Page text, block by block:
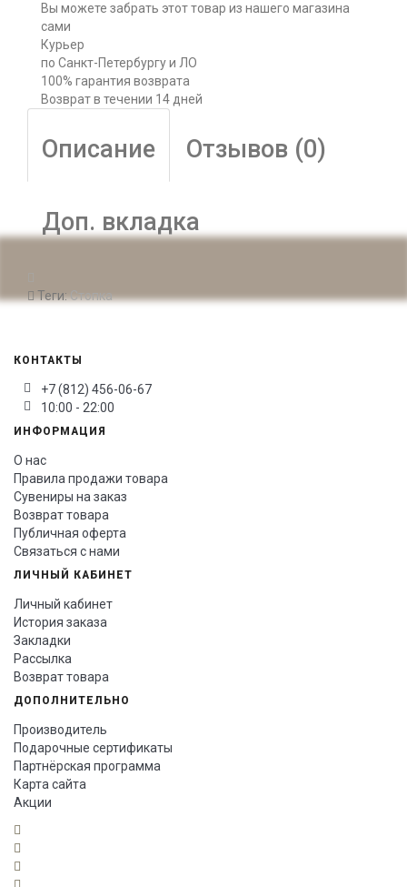
Вы можете забрать этот товар из нашего магазина
сами
Курьер
по Санкт-Петербургу и ЛО
100% гарантия возврата
Возврат в течении 14 дней
Описание Отзывов (0)
Доп. вкладка
Теги:Стопка
КОНТАКТЫ
+7 (812) 456-06-67
10:00 - 22:00
ИНФОРМАЦИЯ
О нас
Правила продажи товара
Сувениры на заказ
Возврат товара
Публичная оферта
Связаться с нами
ЛИЧНЫЙ КАБИНЕТ
Личный кабинет
История заказа
Закладки
Рассылка
Возврат товара
ДОПОЛНИТЕЛЬНО
Производитель
Подарочные сертификаты
Партнёрская программа
Карта сайта
Акции